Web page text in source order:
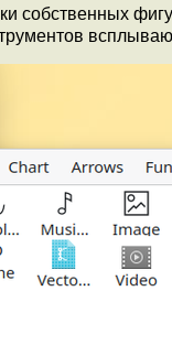
собственных